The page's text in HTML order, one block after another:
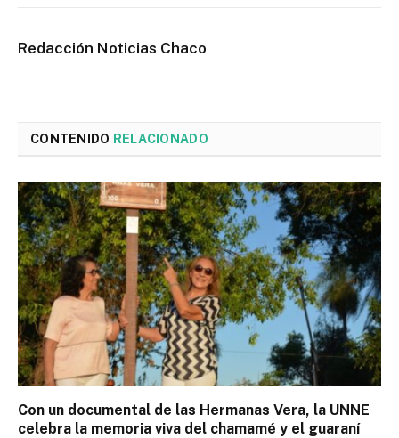
Redacción Noticias Chaco
CONTENIDO RELACIONADO
Con un documental de las Hermanas Vera, la UNNE
celebra la memoria viva del chamamé y el guaraní